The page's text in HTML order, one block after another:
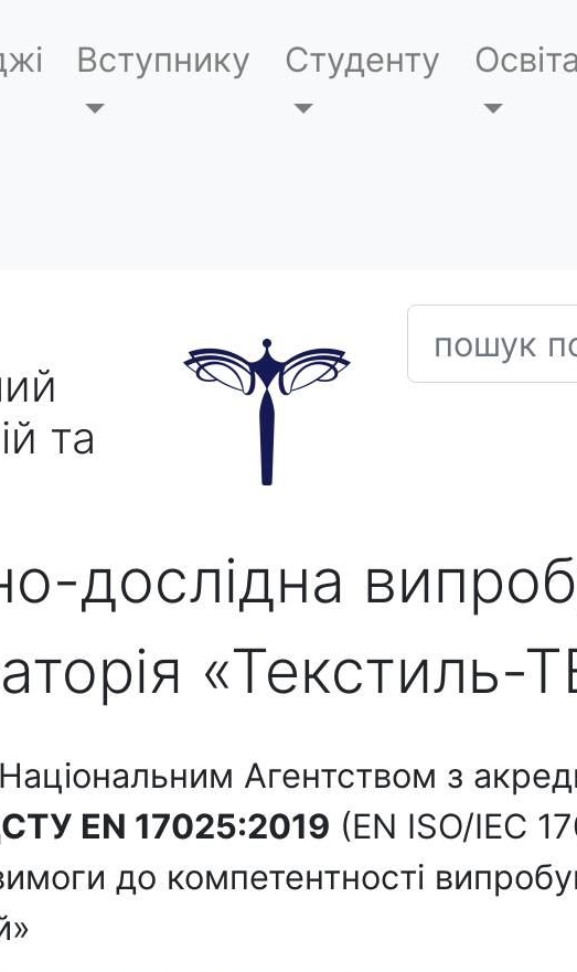
Вступнику Студенту Освіта
та
пошук по
дослідна
«Текстиль-
Агентством з
EN 17025:2019 (EN ISO/IEC
до компетентності